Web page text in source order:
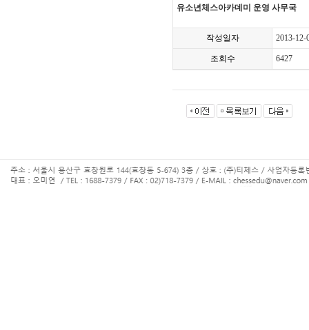
유소년체스아카데미 운영 사무국
작성일자 2013-12-
조회수 6427